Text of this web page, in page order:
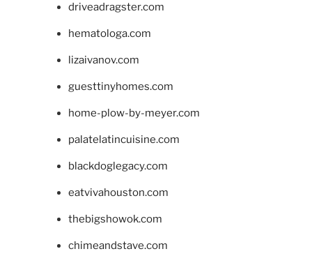
driveadragster.com
hematologa.com
lizaivanov.com
guesttinyhomes.com
home-plow-by-meyer.com
palatelatincuisine.com
blackdoglegacy.com
eatvivahouston.com
thebigshowok.com
chimeandstave.com